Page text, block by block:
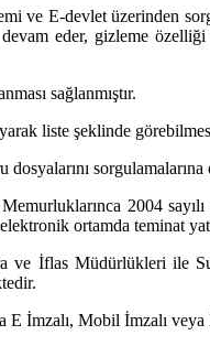
ve E-devlet üzerinden
eder, gizleme özelliği
sağlanmıştır.
liste şeklinde
sorgulamalarına
2004
ortamda teminat
İflas Müdürlükleri ile
İmzalı, Mobil İmzalı veya